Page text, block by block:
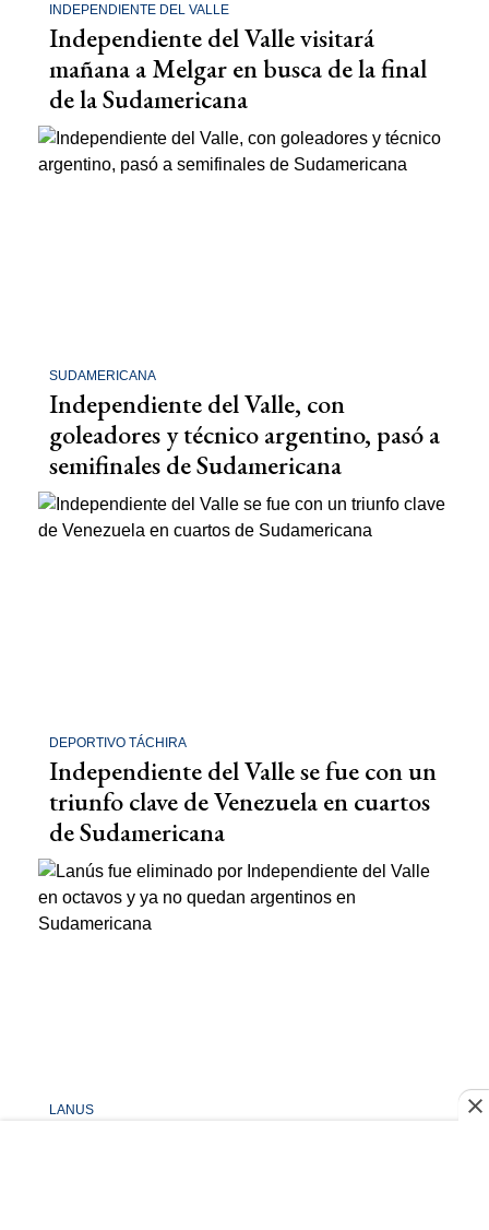
INDEPENDIENTE DEL VALLE
Independiente del Valle visitará
mañana a Melgar en busca de la final
de la Sudamericana
SUDAMERICANA
Independiente del Valle, con
goleadores y técnico argentino, pasó a
semifinales de Sudamericana
DEPORTIVO TÁCHIRA
Independiente del Valle se fue con un
triunfo clave de Venezuela en cuartos
de Sudamericana
LANUS